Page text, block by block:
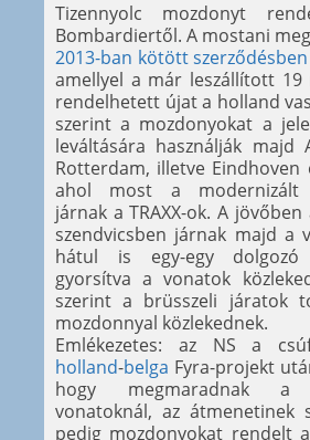
Tizennyolc mozdonyt
Bombardiertől. A mostani
2013-ban kötött szerződésben
amellyel a már leszállított 19
rendelhetett újat a holland
szerint a mozdonyokat a
leváltására használják majd
Rotterdam, illetve Eindhoven
ahol most a modernizált
járnak a TRAXX-ok. A
szendvicsben járnak majd a
hátul is egy-egy dolgozó
gyorsítva a vonatok
szerint a brüsszeli járatok
mozdonnyal közlekednek.
Emlékezetes: az NS a
holland-belga Fyra-projekt
hogy megmaradnak a
vonatoknál, az átmenetinek
pedig mozdonyokat rendelt